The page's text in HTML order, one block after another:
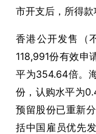
市开支后，所得款
香港公开发售（
118,991份有效申
平为354.64倍。
份，认购水平为
预留股份已重新
括中国雇员优先